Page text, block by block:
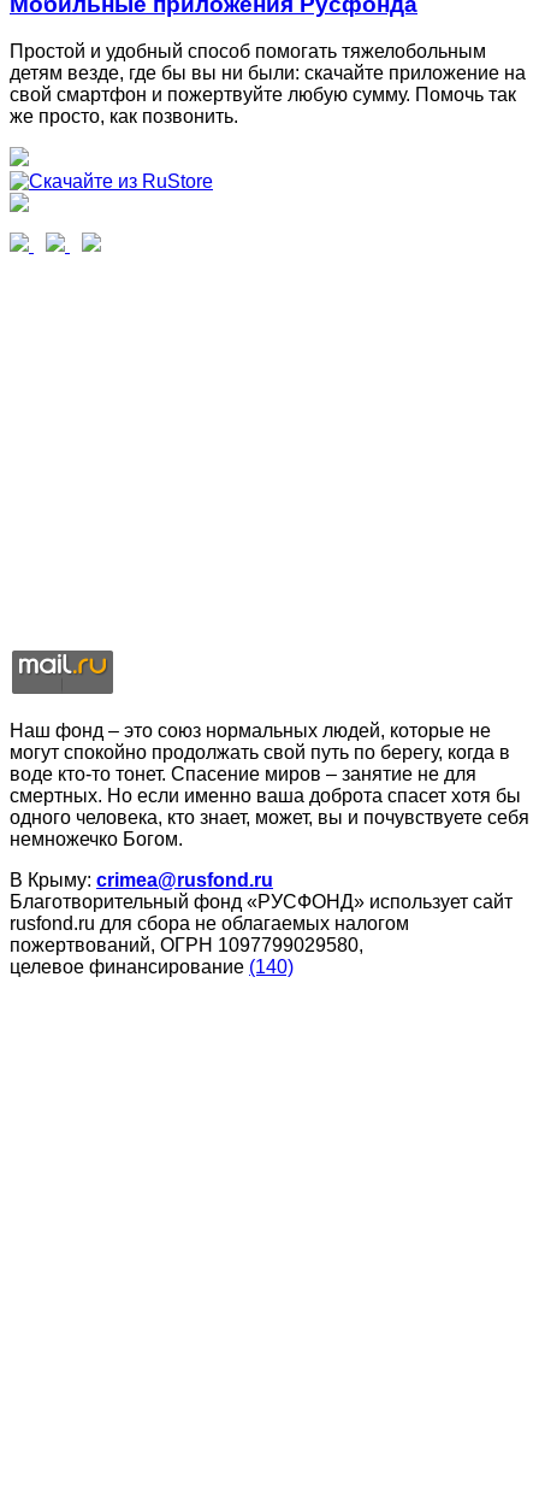
Простой и удобный способ помогать тяжелобольным
детям везде, где бы вы ни были: скачайте приложение на
свой смартфон и пожертвуйте любую сумму. Помочь так
же просто, как позвонить.
Наш фонд – это союз нормальных людей, которые не
могут спокойно продолжать свой путь по берегу, когда в
воде кто-то тонет. Спасение миров – занятие не для
смертных. Но если именно ваша доброта спасет хотя бы
одного человека, кто знает, может, вы и почувствуете себя
немножечко Богом.
В Крыму: crimea@rusfond.ru
Благотворительный фонд «РУСФОНД» использует сайт
rusfond.ru для сбора не облагаемых налогом
пожертвований, ОГРН 1097799029580,
целевое финансирование (140)